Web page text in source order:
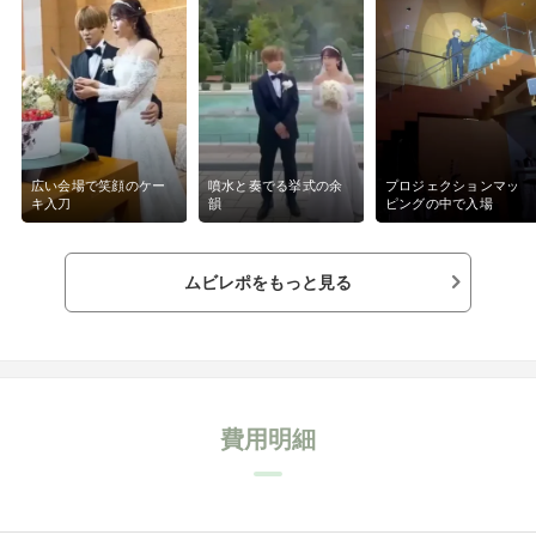
広い会場で笑顔のケー
キ入刀
噴水と奏でる挙式の余
韻
プロジェクションマッ
ピングの中で入場
ムビレポをもっと見る
費用明細